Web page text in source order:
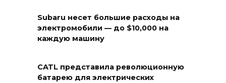
Subaru несет большие расходы на
электромобили — до $10,000 на
каждую машину
CATL представила революционную
батарею для электрических